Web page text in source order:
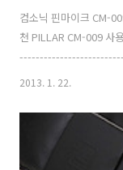
컴소닉 핀마이크 CM-
천 PILLAR CM-009
은 이유와 이메일 주소
http://
또는 2. 현 페이지의 댓
2013. 1. 22.